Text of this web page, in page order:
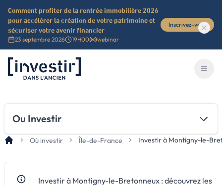
Comment profiter de la rentrée immobilière 2026
pour accélérer la création de votre patrimoine et
sécuriser votre avenir financier
23 septembre 2026 19H00 webinar
Inscrivez-vous
Investir dans l'ancien
Ou Investir
Où investir Île-de-France Investir à Montigny-le-
Investir à Montigny-le-Bretonneux : découvrez les